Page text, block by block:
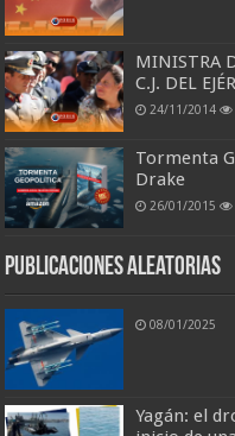
MINISTRA
C.J. DEL
24/11/2014
Tormenta
Drake
26/01/2015
Publicaciones aleatorias
08/01/2025
Yagán: el